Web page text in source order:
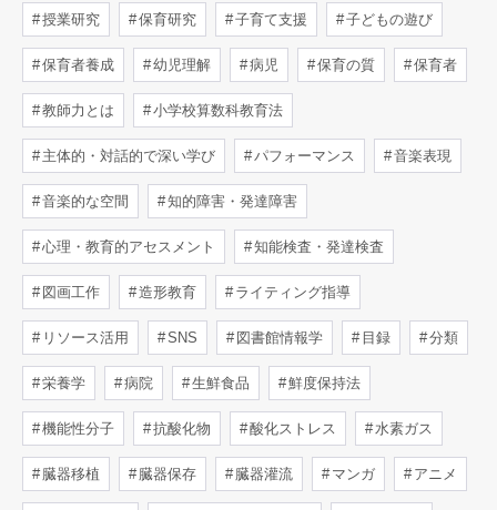
授業研究 保育研究 子育て支援 子どもの遊び
保育者養成 幼児理解 病児 保育の質 保育者
教師力とは 小学校算数科教育法
主体的・対話的で深い学び パフォーマンス 音楽表現
音楽的な空間 知的障害・発達障害
心理・教育的アセスメント 知能検査・発達検査
図画工作 造形教育 ライティング指導
リソース活用 SNS 図書館情報学 目録 分類
栄養学 病院 生鮮食品 鮮度保持法
機能性分子 抗酸化物 酸化ストレス 水素ガス
臓器移植 臓器保存 臓器灌流 マンガ アニメ